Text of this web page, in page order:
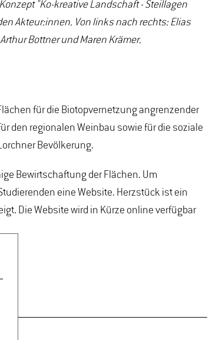
"Ko-kreative Landschaft - Steillagen
Akteur:innen. Von links nach rechts: Elias
Bottner und Maren Krämer.
für die Biotopvernetzung angrenzender
den regionalen Weinbau sowie für die soziale
Bevölkerung.
Bewirtschaftung der Flächen. Um
eine Website. Herzstück ist ein
Die Website wird in Kürze online verfügbar